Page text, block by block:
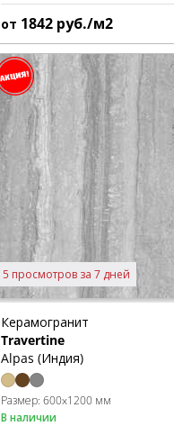
от 1842 руб./м2
5 просмотров за 7 дней
Керамогранит
Travertine
Alpas (Индия)
Размер:600x1200 мм
В наличии